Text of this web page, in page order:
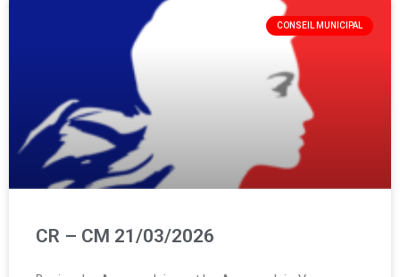
CONSEIL MUNICIPAL
CR – CM 21/03/2026